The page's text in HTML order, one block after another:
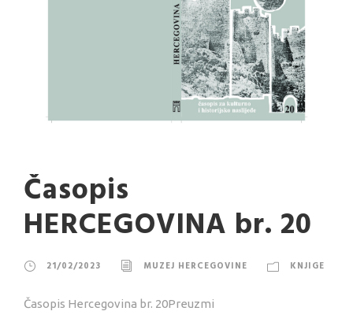
Časopis
HERCEGOVINA br. 20
21/02/2023 MUZEJ HERCEGOVINE KNJIGE
Časopis Hercegovina br. 20Preuzmi